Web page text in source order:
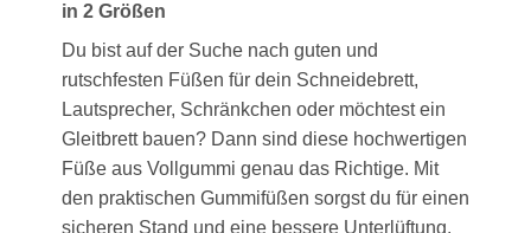
in 2 Größen
Du bist auf der Suche nach guten und
rutschfesten Füßen für dein Schneidebrett,
Lautsprecher, Schränkchen oder möchtest ein
Gleitbrett bauen? Dann sind diese hochwertigen
Füße aus Vollgummi genau das Richtige. Mit
den praktischen Gummifüßen sorgst du für einen
sicheren Stand und eine bessere Unterlüftung.